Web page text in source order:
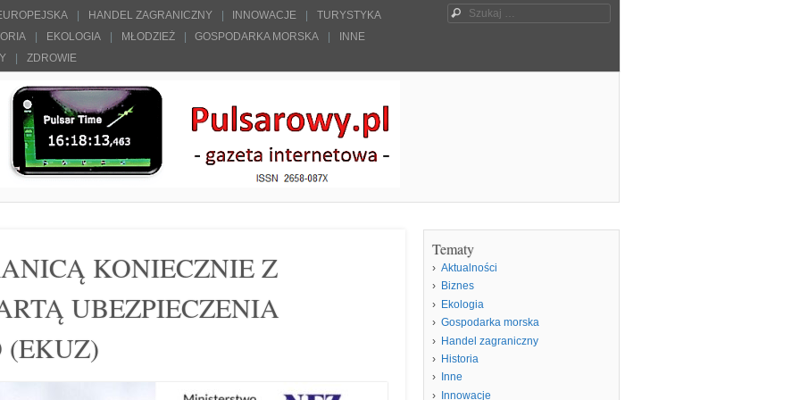
HANDEL ZAGRANICZNY INNOWACJE
TURYSTYKA
EKOLOGIA MŁODZIEŻ GOSPODARKA MORSKA
INNE
ZDROWIE
Szukaj
KONIECZNIE Z
UBEZPIECZENIA
(EKUZ)
Tematy
Aktualności
Biznes
Ekologia
Gospodarka morska
Handel zagraniczny
Historia
Inne
Innowacje